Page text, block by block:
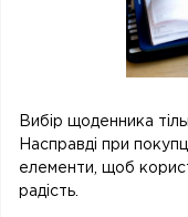
Вибір щоденника
Насправді при
елементи, щоб
радість.